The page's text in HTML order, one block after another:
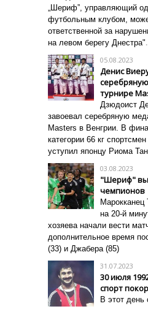
„Шериф”, управляющий
футбольным клубом,
ответственной за
на левом берегу Днестра"
05.08.2023
Денис
турнире
Дзюдоист
завоевал серебряную
Masters в Венгрии. В
категории 66 кг
уступил японцу Риома
03.08.2023
"Шериф"
чемпионов
Марокканец
на 20-й
хозяева начали вести
дополнительное время
(33) и Джабера (85)
31.07.2023
30 июля
спорт
В этот день